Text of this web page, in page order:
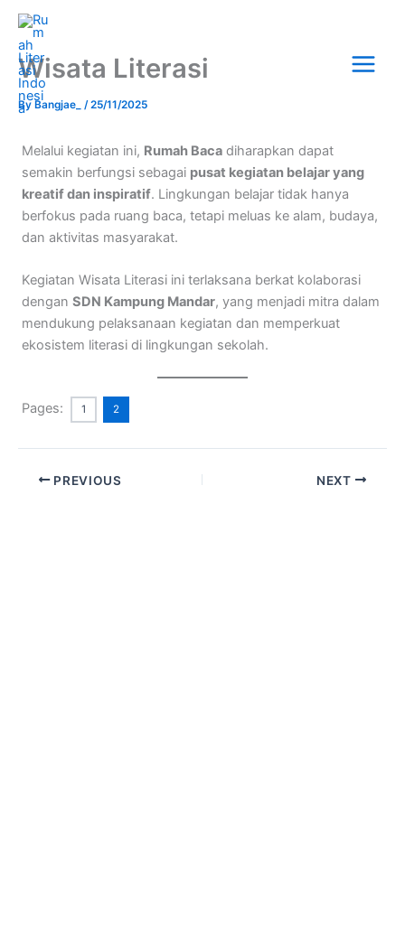
Skip
content
Menu
Wisata Literasi
By Bangjae_ /25/11/2025
Melalui kegiatan ini, Rumah Baca diharapkan dapat
semakin berfungsi sebagai pusat kegiatan belajar yang
kreatif dan inspiratif. Lingkungan belajar tidak hanya
berfokus pada ruang baca, tetapi meluas ke alam, budaya,
dan aktivitas masyarakat.
Kegiatan Wisata Literasi ini terlaksana berkat kolaborasi
dengan SDN Kampung Mandar, yang menjadi mitra dalam
mendukung pelaksanaan kegiatan dan memperkuat
ekosistem literasi di lingkungan sekolah.
Pages: 1 2
PREVIOUS NEXT